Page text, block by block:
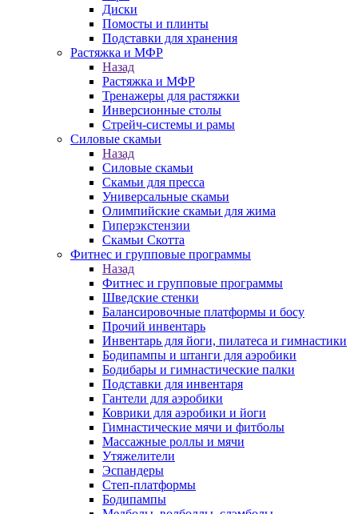
Диски
Помосты и плинты
Подставки для хранения
Растяжка и МФР
Назад
Растяжка и МФР
Тренажеры для растяжки
Инверсионные столы
Стрейч-системы и рамы
Силовые скамьи
Назад
Силовые скамьи
Скамьи для пресса
Универсальные скамьи
Олимпийские скамьи для жима
Гиперэкстензии
Скамьи Скотта
Фитнес и групповые программы
Назад
Фитнес и групповые программы
Шведские стенки
Балансировочные платформы и босу
Прочий инвентарь
Инвентарь для йоги, пилатеса и гимнастики
Бодипампы и штанги для аэробики
Бодибары и гимнастические палки
Подставки для инвентаря
Гантели для аэробики
Коврики для аэробики и йоги
Гимнастические мячи и фитболы
Массажные роллы и мячи
Утяжелители
Эспандеры
Степ-платформы
Бодипампы